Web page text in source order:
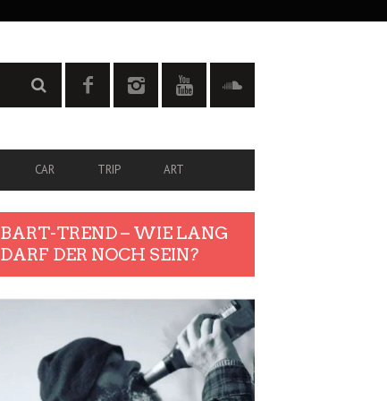
CAR TRIP ART
BART-TREND – WIE LANG
DARF DER NOCH SEIN?